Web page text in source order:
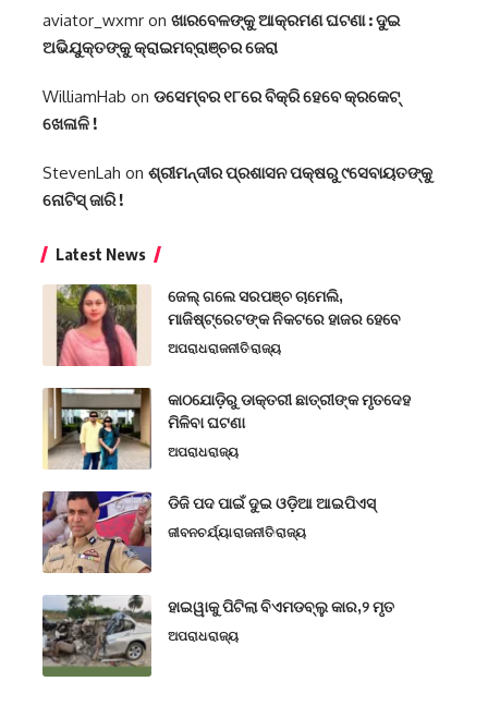
aviator_wxmr on ଖାରବେଳଙ୍କୁ ଆକ୍ରମଣ ଘଟଣା : ଦୁଇ
ଅଭିଯୁକ୍ତଙ୍କୁ କ୍ରାଇମବ୍ରାଞ୍ଚର ଜେରା
WilliamHab on ଡସେମ୍ବର ୧୮ରେ ବିକ୍ରି ହେବେ କ୍ରକେଟ୍
ଖେଳାଳି !
StevenLah on ଶ୍ରୀମନ୍ଦୀର ପ୍ରଶାସନ ପକ୍ଷରୁ ୯ସେବାୟତଙ୍କୁ
ନୋଟିସ୍ ଜାରି !
Latest News
ଜେଲ୍ ଗଲେ ସରପଞ୍ଚ ଚାମେଲି,
ମାଜିଷ୍ଟ୍ରେଟଙ୍କ ନିକଟରେ ହାଜର ହେବେ
ଅପରାଧରାଜନୀତିରାଜ୍ୟ
କାଠଯୋଡ଼ିରୁ ଡାକ୍ତରୀ ଛାତ୍ରୀଙ୍କ ମୃତଦେହ
ମିଳିବା ଘଟଣା
ଅପରାଧରାଜ୍ୟ
ଡିଜି ପଦ ପାଇଁ ଦୁଇ ଓଡ଼ିଆ ଆଇପିଏସ୍
ଜୀବନଚର୍ଯ୍ୟାରାଜନୀତିରାଜ୍ୟ
ହାଇୱାକୁ ପିଟିଲା ବିଏମଡବ୍ଲୁ କାର,୨ ମୃତ
ଅପରାଧରାଜ୍ୟ